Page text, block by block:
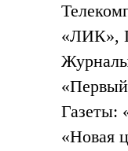
«ЛИК»,
Газеты:
«Новая